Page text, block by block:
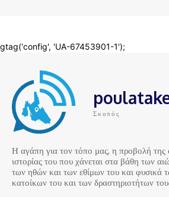
Σκοπός
Η αγάπη για τον τόπο μας, η προβολή της
ιστορίας του που χάνεται στα βάθη των
των ηθών και των εθίμων του και φυσικά
κατοίκων του και των δραστηριοτήτων